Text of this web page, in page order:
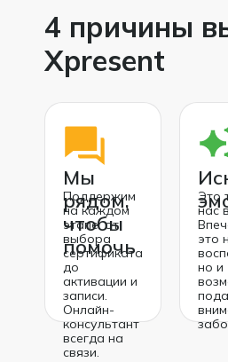
4 причины
Xpresent
Мы
рядом,
чтобы
помочь
Поддержим
на каждом
этапе: от
выбора
сертификата
до
активации и
записи.
Онлайн-
консультант
всегда на
связи.
Это
нас
это
но и